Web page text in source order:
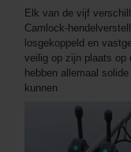
Elk van de vijf
Camlock-
losgekoppeld en
veilig op zijn plaats op
hebben allemaal
kunnen